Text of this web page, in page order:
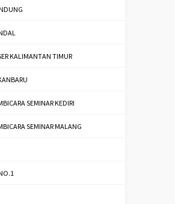
KALIMANTAN TIMUR
SEMINAR KEDIRI
SEMINAR MALANG